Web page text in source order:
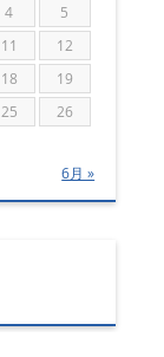
4
5
11
12
18
19
25
26
6月 »